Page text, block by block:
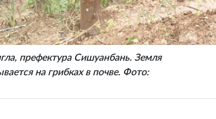
префектура Сишуанбань. Земля
на грибках в почве. Фото: